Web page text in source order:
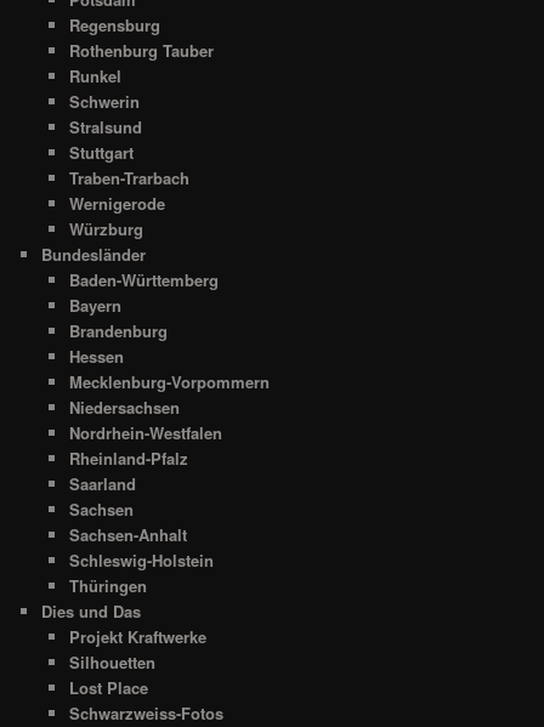
Regensburg
Rothenburg Tauber
Runkel
Schwerin
Stralsund
Stuttgart
Traben-Trarbach
Wernigerode
Würzburg
Bundesländer
Baden-Württemberg
Bayern
Brandenburg
Hessen
Mecklenburg-Vorpommern
Niedersachsen
Nordrhein-Westfalen
Rheinland-Pfalz
Saarland
Sachsen
Sachsen-Anhalt
Schleswig-Holstein
Thüringen
Dies und Das
Projekt Kraftwerke
Silhouetten
Lost Place
Schwarzweiss-Fotos